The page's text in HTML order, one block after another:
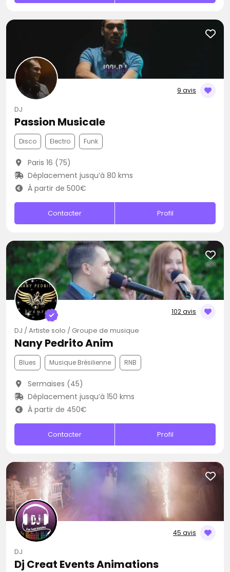
9 avis
DJ
Passion Musicale
Disco Electro Funk
Paris 16 (75)
Déplacement jusqu’à 80 kms
À partir de 500€
Contacter Profil
102 avis
DJ / Artiste solo / Groupe de musique
Nany Pedrito Anim
Blues Musique Brésilienne RNB
Sermaises (45)
Déplacement jusqu’à 150 kms
À partir de 450€
Contacter Profil
45 avis
DJ
Dj Creat Events Animations